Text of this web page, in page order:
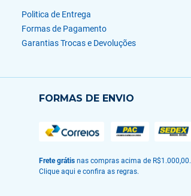
Politica de Entrega
Formas de Pagamento
Garantias Trocas e Devoluções
FORMAS DE ENVIO
Frete grátisnas compras acima de R$1.000,00.
Clique aqui e confira as regras.